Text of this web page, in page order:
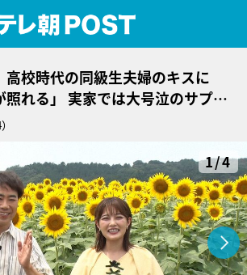
高校時代の同級生夫婦のキスに
照れる」 実家では大号泣のサプラ
1/4